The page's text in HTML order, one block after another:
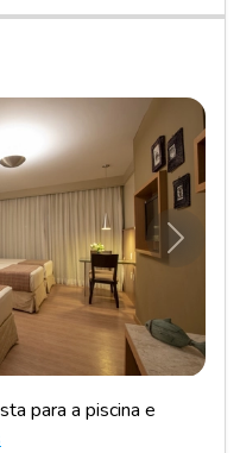
para a piscina e